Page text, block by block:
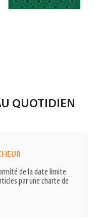
QUOTIDIEN
de la date limite
par une charte de